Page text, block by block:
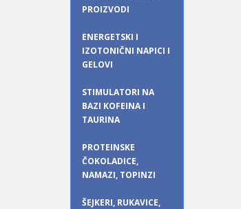
PROIZVODI
ENERGETSKI I
IZOTONIČNI NAPICI I
GELOVI
STIMULATORI NA
BAZI KOFEINA I
TAURINA
PROTEINSKE
ČOKOLADICE,
NAMAZI, TOPINZI
ŠEJKERI, RUKAVICE,